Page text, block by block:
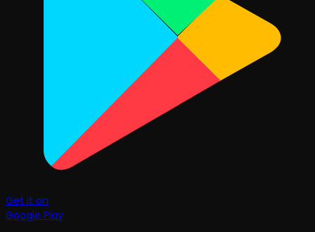
Get it on
Google Play